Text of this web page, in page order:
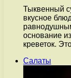
Тыквенный
вкусное
основание
креветок.
Салаты